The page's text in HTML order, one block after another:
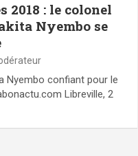
2018 : le colonel
Nyembo se
Nyembo confiant pour le
Libreville, 2